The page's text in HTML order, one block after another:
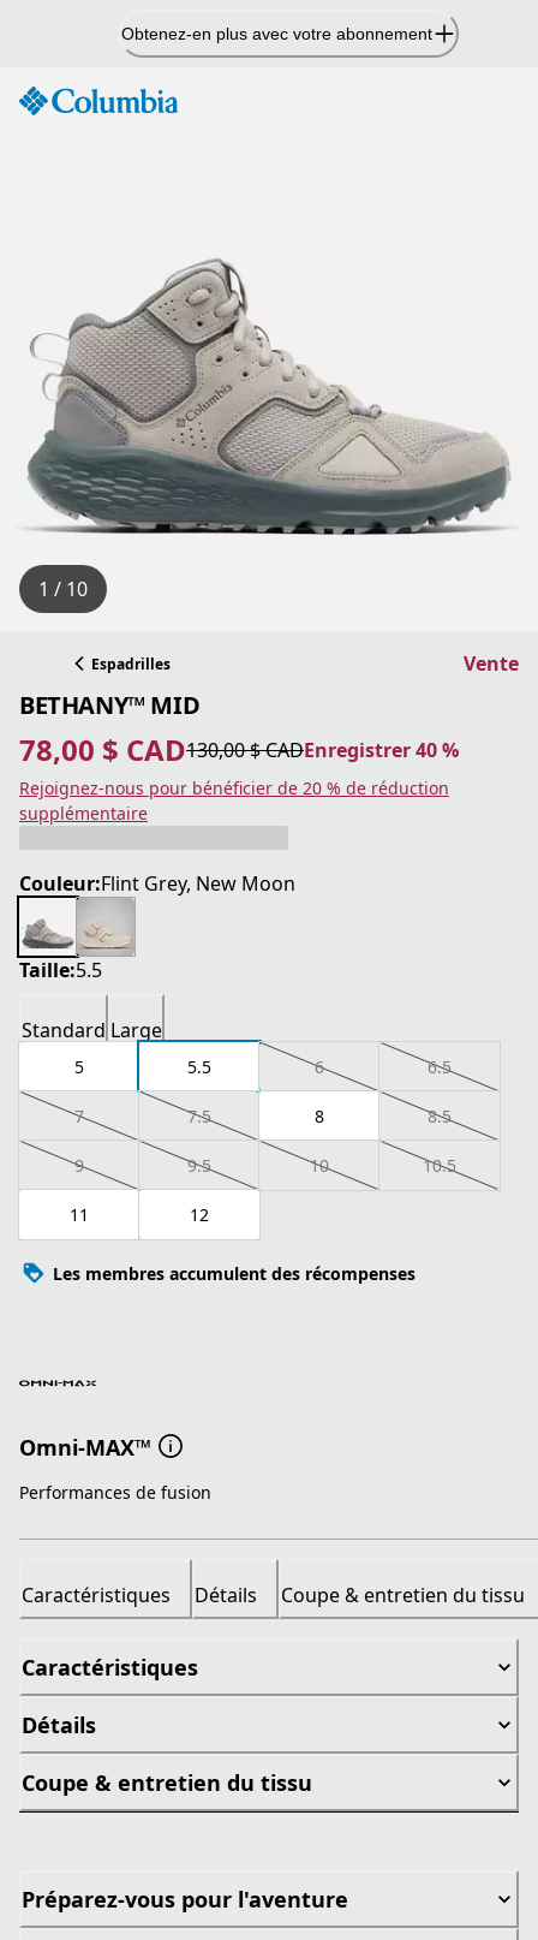
Obtenez-en plus avec votre abonnement
1 / 10
Espadrilles Vente
BETHANY™ MID
78,00 $ CAD
prix actuel 78,00 $ CAD130,00 $ CAD
prix original 130,00 $ CAD Enregistrer 40 %
Enregistrer 40 %
Rejoignez-nous pour bénéficier de 20 % de réduction
supplémentaire
Couleur:Flint Grey, New Moon
Taille:5.5
Standard Large
5 5.5 6 6.5
7 7.5 8 8.5
9 9.5 10 10.5
11 12
Les membres accumulent des récompenses
Omni-MAX™
Performances de fusion
Caractéristiques Détails Coupe & entretien du tissu
Caractéristiques
Détails
Coupe & entretien du tissu
Préparez-vous pour l'aventure